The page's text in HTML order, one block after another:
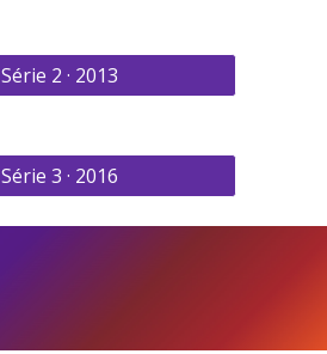
Série 2 · 2013
Série 3 · 2016